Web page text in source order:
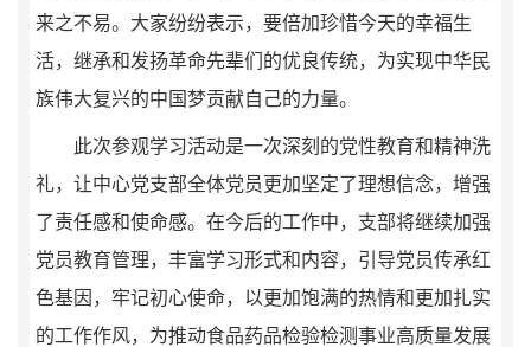
来之不易。大家纷纷表示，要倍加珍惜今天的幸福生
活，继承和发扬革命先辈们的优良传统，为实现中华民
族伟大复兴的中国梦贡献自己的力量。
此次参观学习活动是一次深刻的党性教育和精神洗
礼，让中心党支部全体党员更加坚定了理想信念，增强
了责任感和使命感。在今后的工作中，支部将继续加强
党员教育管理，丰富学习形式和内容，引导党员传承红
色基因，牢记初心使命，以更加饱满的热情和更加扎实
的工作作风，为推动食品药品检验检测事业高质量发展